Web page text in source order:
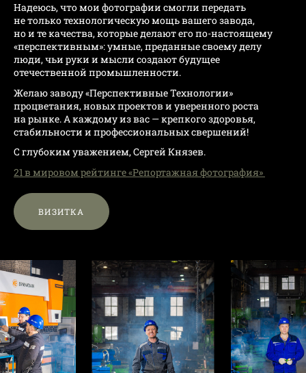
Надеюсь, что мои фотографии смогли передать
не только технологическую мощь вашего завода,
но и те качества, которые делают его по-настоящему
«перспективным»: умные, преданные своему делу
люди, чьи руки и мысли создают будущее
отечественной промышленности.
Желаю заводу «Перспективные Технологии»
процветания, новых проектов и уверенного роста
на рынке. А каждому из вас — крепкого здоровья,
стабильности и профессиональных свершений!
С глубоким уважением, Сергей Князев.
21 в мировом рейтинге «Репортажная фотография»
ВИЗИТКА